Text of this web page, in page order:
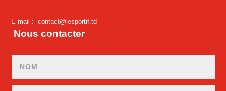
E-mail :contact@lesportif.td
Nous contacter